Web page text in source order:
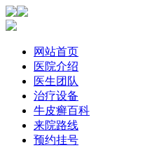
网站首页
医院介绍
医生团队
治疗设备
牛皮癣百科
来院路线
预约挂号